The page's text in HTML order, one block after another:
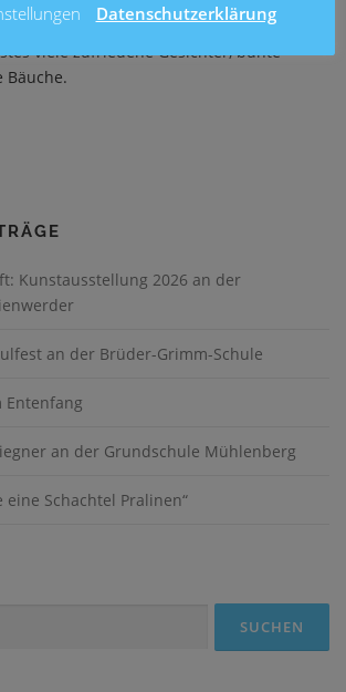
den Tag versüßt. So sah man am Ende
viele zufriedene Gesichter, bunte
Bäuche.
Kunstausstellung 2026 an der
an der Brüder-Grimm-Schule
an der Grundschule Mühlenberg
Schachtel Pralinen“
Datenschutzerklärung